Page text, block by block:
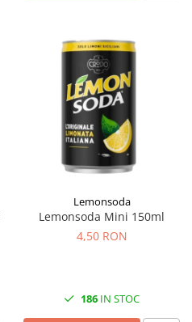
Lemonsoda
Lemonsoda Mini 150ml
4,50 RON
186 IN STOC